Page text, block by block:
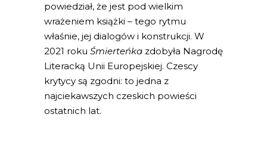
powiedział, że jest pod wielkim
wrażeniem książki – tego rytmu
właśnie, jej dialogów i konstrukcji. W
2021 roku Śmierteńka zdobyła Nagrodę
Literacką Unii Europejskiej. Czescy
krytycy są zgodni: to jedna z
najciekawszych czeskich powieści
ostatnich lat.